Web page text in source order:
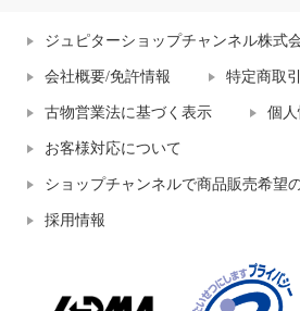
ジュピターショップチャンネル株式
会社概要/免許情報 特定商取
古物営業法に基づく表示 個
お客様対応について
ショップチャンネルで商品販売希望
採用情報